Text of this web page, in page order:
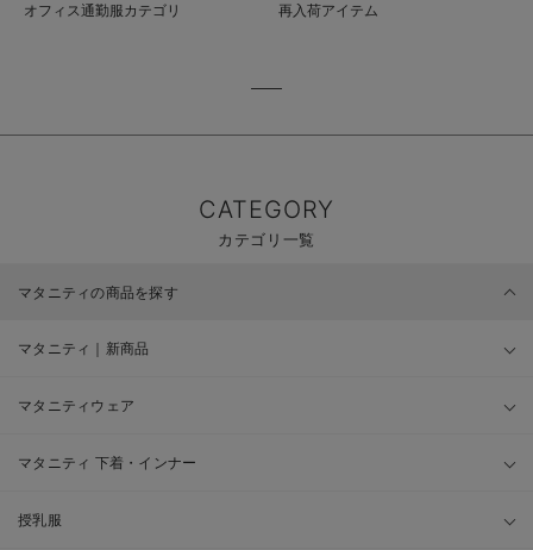
オフィス通勤服カテゴリ 再入荷アイテム
CATEGORY
カテゴリ一覧
マタニティの商品を探す
マタニティ｜新商品
マタニティウェア
マタニティ 下着・インナー
授乳服